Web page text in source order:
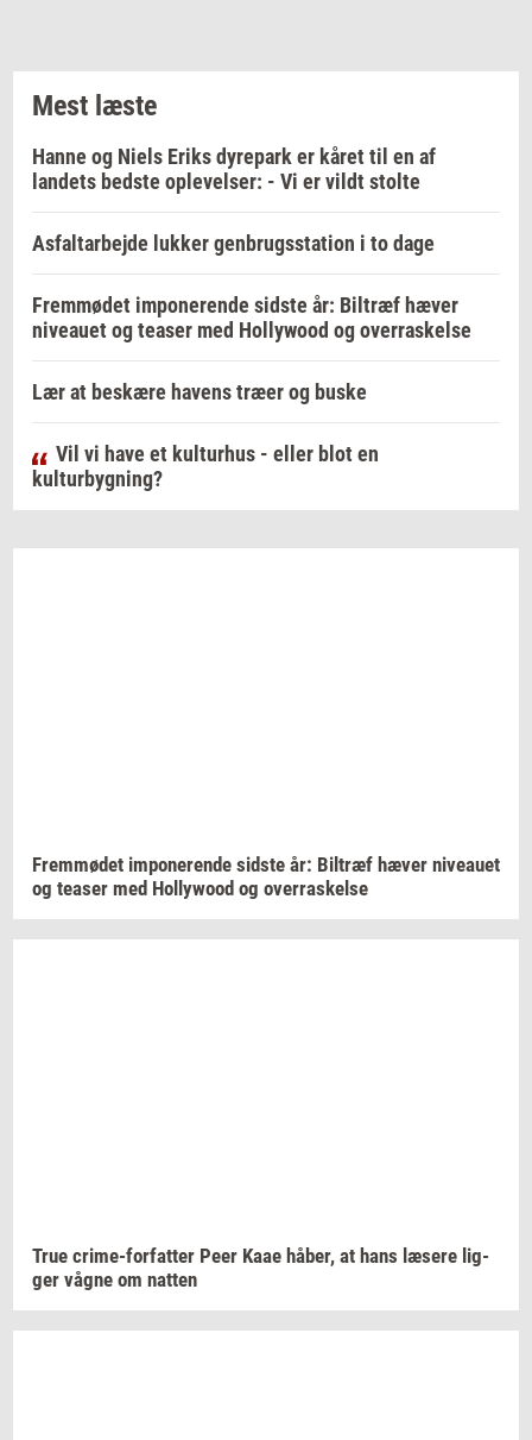
Mest læste
Hanne og Niels Eriks dyrepark er kåret til en af
landets bedste oplevelser: - Vi er vildt stolte
Asfaltarbejde lukker genbrugsstation i to dage
Fremmødet imponerende sidste år: Biltræf hæver
niveauet og teaser med Hollywood og overraskelse
Lær at beskære havens træer og buske
Vil vi have et kulturhus - eller blot en
kulturbygning?
Frem­mø­det im­po­ne­ren­de sid­ste år: Bil­træf hæver ni­veau­et
og tea­ser med Hol­lywood og over­ra­skel­se
True crime-​forfatter Peer Kaae håber, at hans læ­se­re lig­
ger vågne om nat­ten